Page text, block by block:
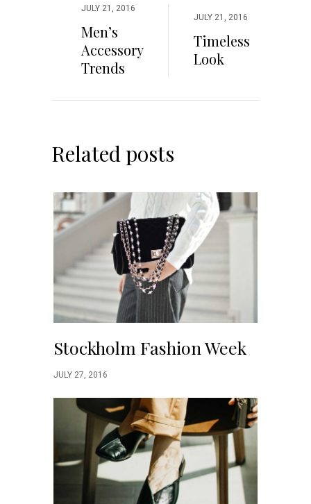
JULY 21, 2016
Men’s
Accessory
Trends
JULY 21, 2016
Timeless
Look
Related posts
Stockholm Fashion Week
JULY 27, 2016